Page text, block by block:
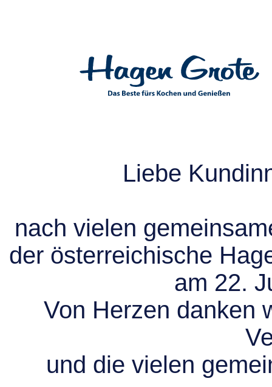
Liebe
nach vielen
der österreichische
am 22.
Von Herzen danken
und die vielen